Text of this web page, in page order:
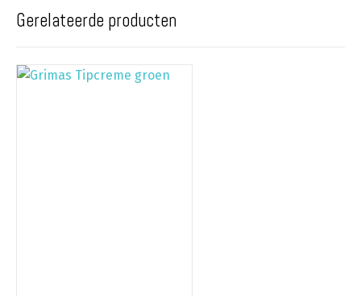
Gerelateerde producten